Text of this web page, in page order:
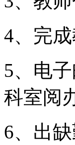
4、完
5、电
科室阅
6、出